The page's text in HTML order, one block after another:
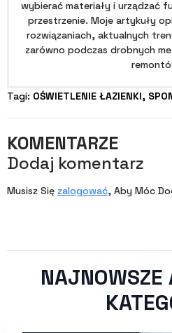
wybierać materiały i urządzać
przestrzenie. Moje artykuły
rozwiązaniach, aktualnych
zarówno podczas drobnych
Tagi: OŚWIETLENIE ŁAZIENKI
KOMENTARZE
Dodaj komentarz
Musisz Się zalogować, Aby Móc
NAJNOWSZE